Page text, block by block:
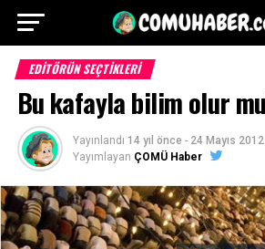
EDITÖRÜN SEÇTIKLERI
Bu kafayla bilim olur
Yayınlandı 14 yıl önce - 24 Mayıs 2012
Yayımlayan ÇOMÜ Haber